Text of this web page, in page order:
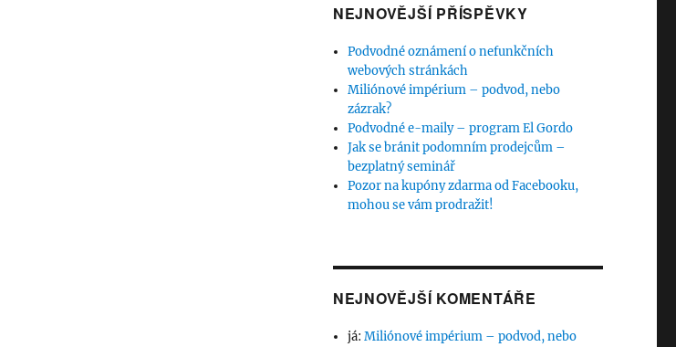
NEJNOVĚJŠÍ PŘÍSPĚVKY
Podvodné oznámení o nefunkčních
webových stránkách
Miliónové impérium – podvod, nebo
zázrak?
Podvodné e-maily – program El Gordo
Jak se bránit podomním prodejcům –
bezplatný seminář
Pozor na kupóny zdarma od Facebooku,
mohou se vám prodražit!
NEJNOVĚJŠÍ KOMENTÁŘE
já:Miliónové impérium – podvod, nebo